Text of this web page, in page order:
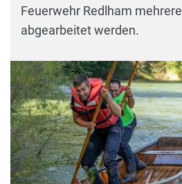
Feuerwehr Redlham
abgearbeitet werden.